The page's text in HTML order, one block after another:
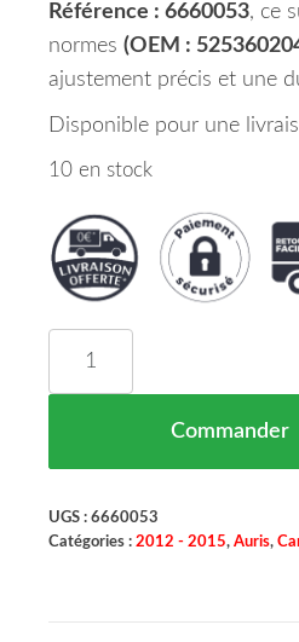
Référence : 6660053, ce
normes (OEM :
ajustement précis et une
Disponible pour une
10 en stock
Commander
UGS : 6660053
Catégories : 2012 - 2015, Auris,